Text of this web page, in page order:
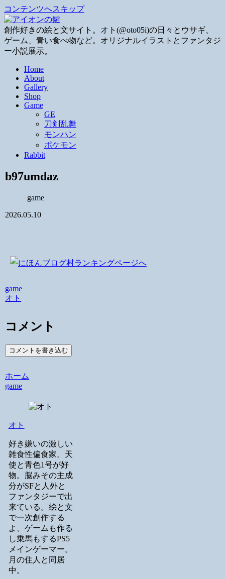
コンテンツへスキップ
創作好きの絵と文サイト。オト(@oto05i)の日々とウサギ、
ゲーム、青い食べ物など。オリジナルイラストとファンタジ
ー小説展示。
Home
About
Gallery
Shop
Game
GE
刀剣乱舞
モンハン
ポケモン
Rabbit
b97umdaz
game
2026.05.10
game
オト
コメント
コメントを書き込む
ホーム
game
オト
好き嫌いの激しい
雑食性偏食家。天
使と青色1号が好
物。脳みその主成
分がSFと人外と
ファンタジーで出
来ている。絵と文
で一次創作する
よ、ゲームも作る
し乗馬もするPS5
メインゲーマー。
月の住人と同居
中。